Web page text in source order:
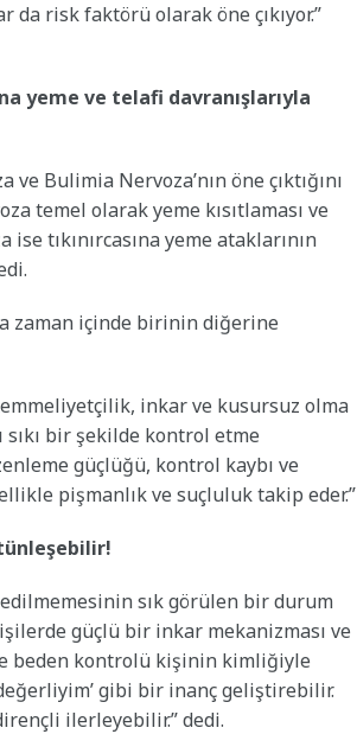
risk faktörü olarak öne çıkıyor.”
yeme ve telafi davranışlarıyla
Bulimia Nervoza’nın öne çıktığını
temel olarak yeme kısıtlaması ve
tıkınırcasına yeme ataklarının
zaman içinde birinin diğerine
inkar ve kusursuz olma
sıkı bir şekilde kontrol etme
güçlüğü, kontrol kaybı ve
pişmanlık ve suçluluk takip eder.”
sık görülen bir durum
güçlü bir inkar mekanizması ve
beden kontrolü kişinin kimliğiyle
gibi bir inanç geliştirebilir.
ilerleyebilir.” dedi.